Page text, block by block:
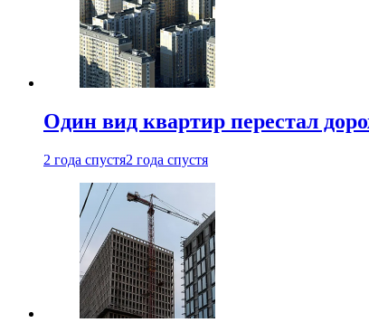
Один вид квартир перестал
2 года спустя2 года спустя